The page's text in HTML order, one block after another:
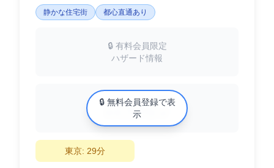
静かな住宅街 都心直通あり
🔒 有料会員限定
ハザード情報
中古マンション相場
XX万円/㎡
🔒 無料会員登録で表
示
東京: 29分